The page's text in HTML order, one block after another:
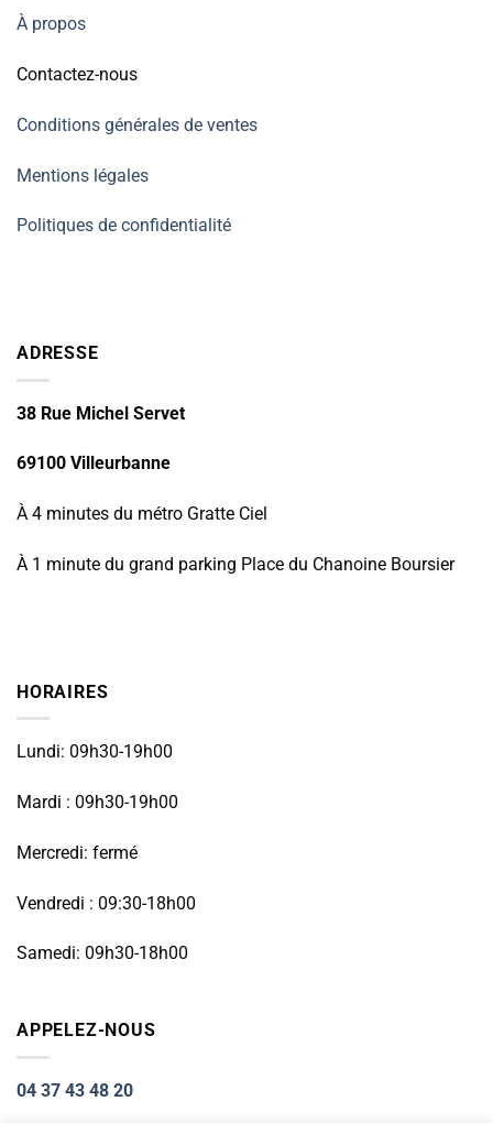
À propos
Contactez-nous
Conditions générales de ventes
Mentions légales
Politiques de confidentialité
ADRESSE
38 Rue Michel Servet
69100 Villeurbanne
À 4 minutes du métro Gratte Ciel
À 1 minute du grand parking Place du Chanoine Boursier
HORAIRES
Lundi: 09h30-19h00
Mardi : 09h30-19h00
Mercredi: fermé
Vendredi : 09:30-18h00
Samedi: 09h30-18h00
APPELEZ-NOUS
04 37 43 48 20